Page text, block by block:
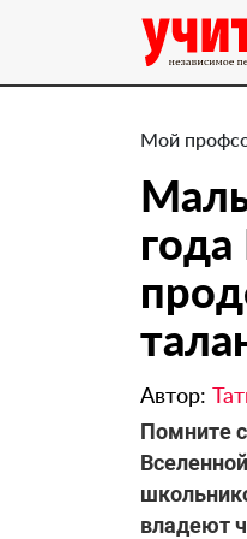
Мой
Автор:
​Помните
владеют